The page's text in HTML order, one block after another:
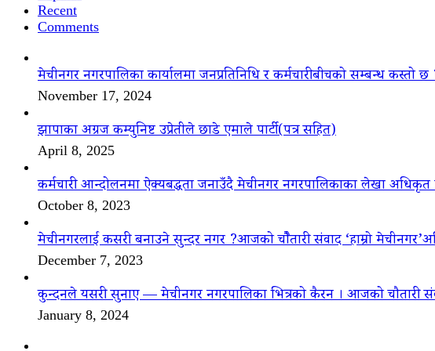
Recent
Comments
मेचीनगर नगरपालिका कार्यालमा जनप्रतिनिधि र कर्मचारीबीचको सम्बन्ध कस्तो छ
November 17, 2024
झापाका अग्रज कम्युनिष्ट उप्रेतीले छाडे एमाले पार्टी(पत्र सहित)
April 8, 2025
कर्मचारी आन्दोलनमा ऐक्यबद्धता जनाउँदै मेचीनगर नगरपालिकाका लेखा अधिकृत
October 8, 2023
मेचीनगरलाई कसरी बनाउने सुन्दर नगर ?आजको चौैतारी संवाद ‘हाम्रो
December 7, 2023
कुन्दनले यसरी सुनाए — मेचीनगर नगरपालिका भित्रको कैरन । आजको चौतारी
January 8, 2024